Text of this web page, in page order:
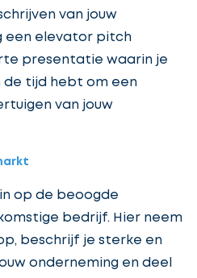
van jouw
een elevator pitch
presentatie waarin je
de tijd hebt om een
van jouw
op de beoogde
bedrijf. Hier neem
beschrijf je sterke en
onderneming en deel